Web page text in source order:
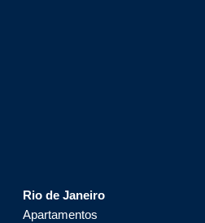
Rio de Janeiro
Apartamentos